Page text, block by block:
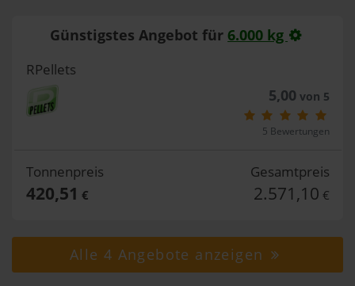
Günstigstes Angebot für 6.000 kg
RPellets
5,00 von 5
5 Bewertungen
Tonnenpreis
420,51 €
Gesamtpreis
2.571,10 €
Alle 4 Angebote anzeigen